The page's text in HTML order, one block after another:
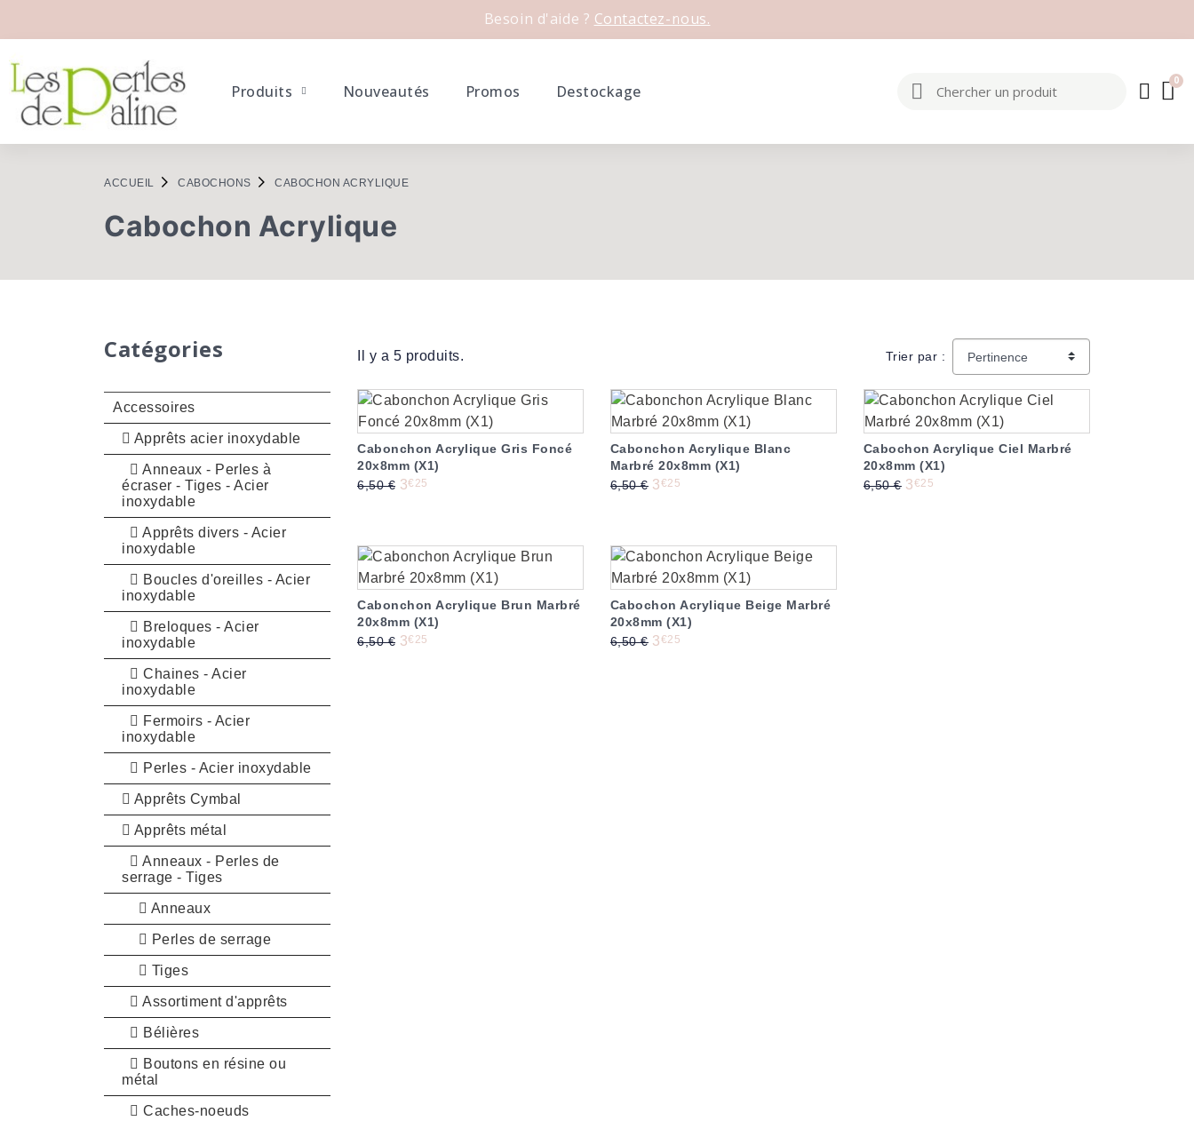
Besoin d'aide ? Contactez-nous.
Produits Nouveautés Promos Destockage
ACCUEIL CABOCHONS CABOCHON ACRYLIQUE
Cabochon Acrylique
Catégories
Accessoires
Apprêts acier inoxydable
Anneaux - Perles à
écraser - Tiges - Acier
inoxydable
Apprêts divers - Acier
inoxydable
Boucles d'oreilles - Acier
inoxydable
Breloques - Acier
inoxydable
Chaines - Acier
inoxydable
Fermoirs - Acier
inoxydable
Perles - Acier inoxydable
Apprêts Cymbal
Apprêts métal
Anneaux - Perles de
serrage - Tiges
Anneaux
Perles de serrage
Tiges
Assortiment d'apprêts
Bélières
Boutons en résine ou
métal
Caches-noeuds
Il y a 5 produits. Trier par :
Cabonchon Acrylique Gris Foncé
20x8mm (X1)
Prix de base
6,50 € Prix
3€25
Cabonchon Acrylique Blanc
Marbré 20x8mm (X1)
Prix de base
6,50 € Prix
3€25
Cabochon Acrylique Ciel Marbré
20x8mm (X1)
Prix de base
6,50 € Prix
3€25
Cabonchon Acrylique Brun Marbré
20x8mm (X1)
Prix de base
6,50 € Prix
3€25
Cabochon Acrylique Beige Marbré
20x8mm (X1)
Prix de base
6,50 € Prix
3€25
-50%